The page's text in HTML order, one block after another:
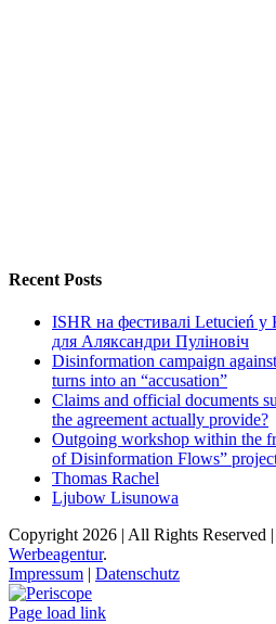
Recent Posts
ISHR на фестивалі Letucień у
для Аляксандри Пуліновіч
Disinformation campaign
turns into an “accusation”
Claims and official documents
the agreement actually provide?
Outgoing workshop within the
of Disinformation Flows”
Thomas Rachel
Ljubow Lisunowa
Copyright 2026 | All Rights Reserved |
Werbeagentur.
Impressum | Datenschutz
Periscope
Facebook
XYouTube
Instagram
Vk
Email
Page load link